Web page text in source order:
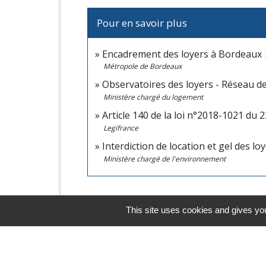
Pour en savoir plus
Encadrement des loyers à Bordeaux
Métropole de Bordeaux
Observatoires des loyers - Réseau
Ministère chargé du logement
Article 140 de la loi n°2018-1021 du
Legifrance
Interdiction de location et gel des
Ministère chargé de l'environnement
This site uses cookies and gives